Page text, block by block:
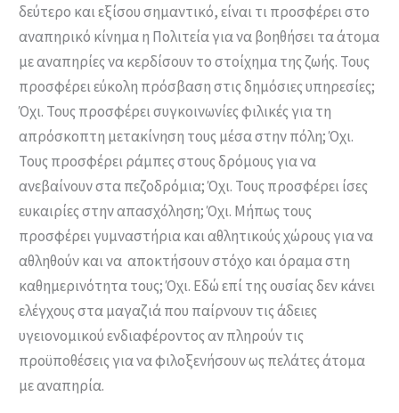
δεύτερο και εξίσου σημαντικό, είναι τι προσφέρει στο
αναπηρικό κίνημα η Πολιτεία για να βοηθήσει τα άτομα
με αναπηρίες να κερδίσουν το στοίχημα της ζωής. Τους
προσφέρει εύκολη πρόσβαση στις δημόσιες υπηρεσίες;
Όχι. Τους προσφέρει συγκοινωνίες φιλικές για τη
απρόσκοπτη μετακίνηση τους μέσα στην πόλη; Όχι.
Τους προσφέρει ράμπες στους δρόμους για να
ανεβαίνουν στα πεζοδρόμια; Όχι. Τους προσφέρει ίσες
ευκαιρίες στην απασχόληση; Όχι. Μήπως τους
προσφέρει γυμναστήρια και αθλητικούς χώρους για να
αθληθούν και να αποκτήσουν στόχο και όραμα στη
καθημερινότητα τους; Όχι. Εδώ επί της ουσίας δεν κάνει
ελέγχους στα μαγαζιά που παίρνουν τις άδειες
υγειονομικού ενδιαφέροντος αν πληρούν τις
προϋποθέσεις για να φιλοξενήσουν ως πελάτες άτομα
με αναπηρία.